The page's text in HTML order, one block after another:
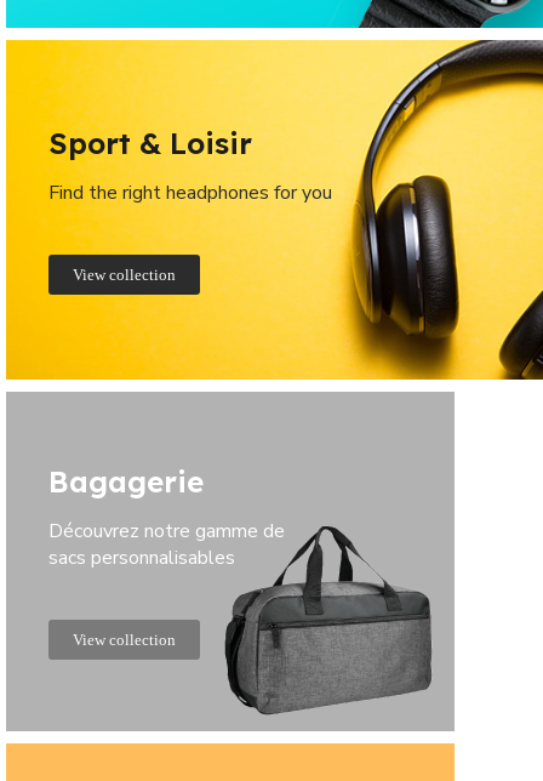
Sport & Loisir
Find the right headphones for you
View collection
Bagagerie
Découvrez notre gamme de
sacs personnalisables
View collection